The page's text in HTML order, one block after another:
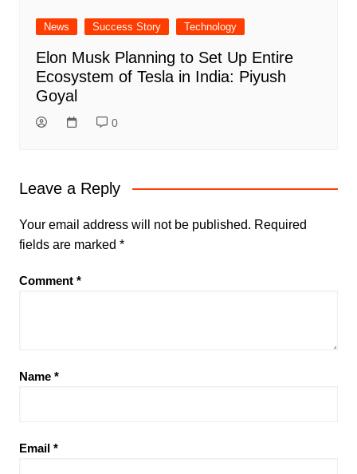
News Success Story Technology
Elon Musk Planning to Set Up Entire
Ecosystem of Tesla in India: Piyush
Goyal
0
Leave a Reply
Your email address will not be published. Required
fields are marked *
Comment *
Name *
Email *